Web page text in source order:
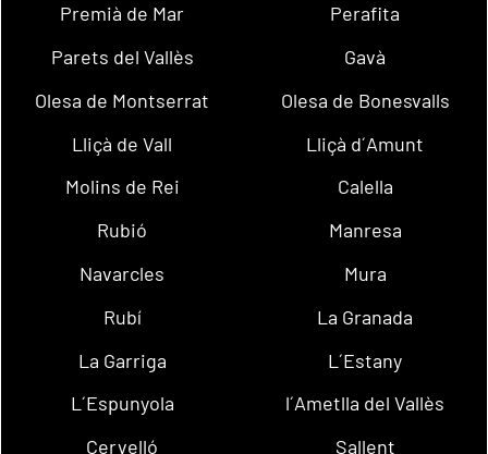
Premià de Mar
Perafita
Parets del Vallès
Gavà
Olesa de Montserrat
Olesa de Bonesvalls
Lliçà de Vall
Lliçà d´Amunt
Molins de Rei
Calella
Rubió
Manresa
Navarcles
Mura
Rubí
La Granada
La Garriga
L´Estany
L´Espunyola
l´Ametlla del Vallès
Cervelló
Sallent